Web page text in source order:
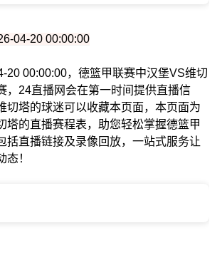
04-20 00:00:00
20 00:00:00，德篮甲联赛中汉堡VS维切
，24直播网会在第一时间提供直播信
切塔的球迷可以收藏本页面，本页面为
塔的直播赛程表，助您轻松掌握德篮甲
括直播链接及录像回放，一站式服务让
！